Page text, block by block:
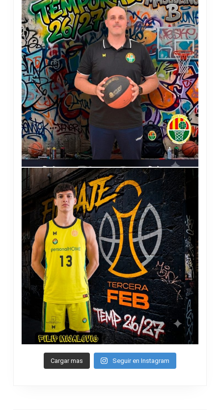
Cargar mas Seguir en Instagram